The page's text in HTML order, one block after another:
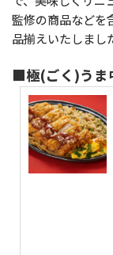
監修の商品などを
品揃えいたしまし
■極(ごく)う